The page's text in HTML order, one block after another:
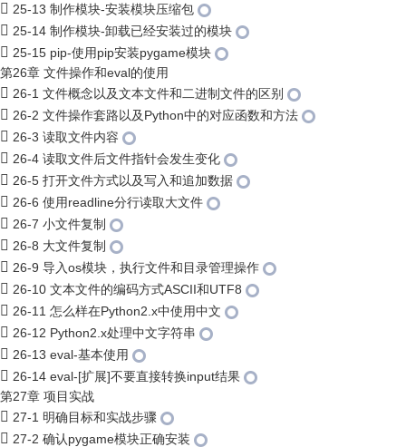
25-13 制作模块-安装模块压缩包
25-14 制作模块-卸载已经安装过的模块
25-15 pip-使用pip安装pygame模块
第26章 文件操作和eval的使用
26-1 文件概念以及文本文件和二进制文件的区别
26-2 文件操作套路以及Python中的对应函数和方法
26-3 读取文件内容
26-4 读取文件后文件指针会发生变化
26-5 打开文件方式以及写入和追加数据
26-6 使用readline分行读取大文件
26-7 小文件复制
26-8 大文件复制
26-9 导入os模块，执行文件和目录管理操作
26-10 文本文件的编码方式ASCII和UTF8
26-11 怎么样在Python2.x中使用中文
26-12 Python2.x处理中文字符串
26-13 eval-基本使用
26-14 eval-[扩展]不要直接转换input结果
第27章 项目实战
27-1 明确目标和实战步骤
27-2 确认pygame模块正确安装